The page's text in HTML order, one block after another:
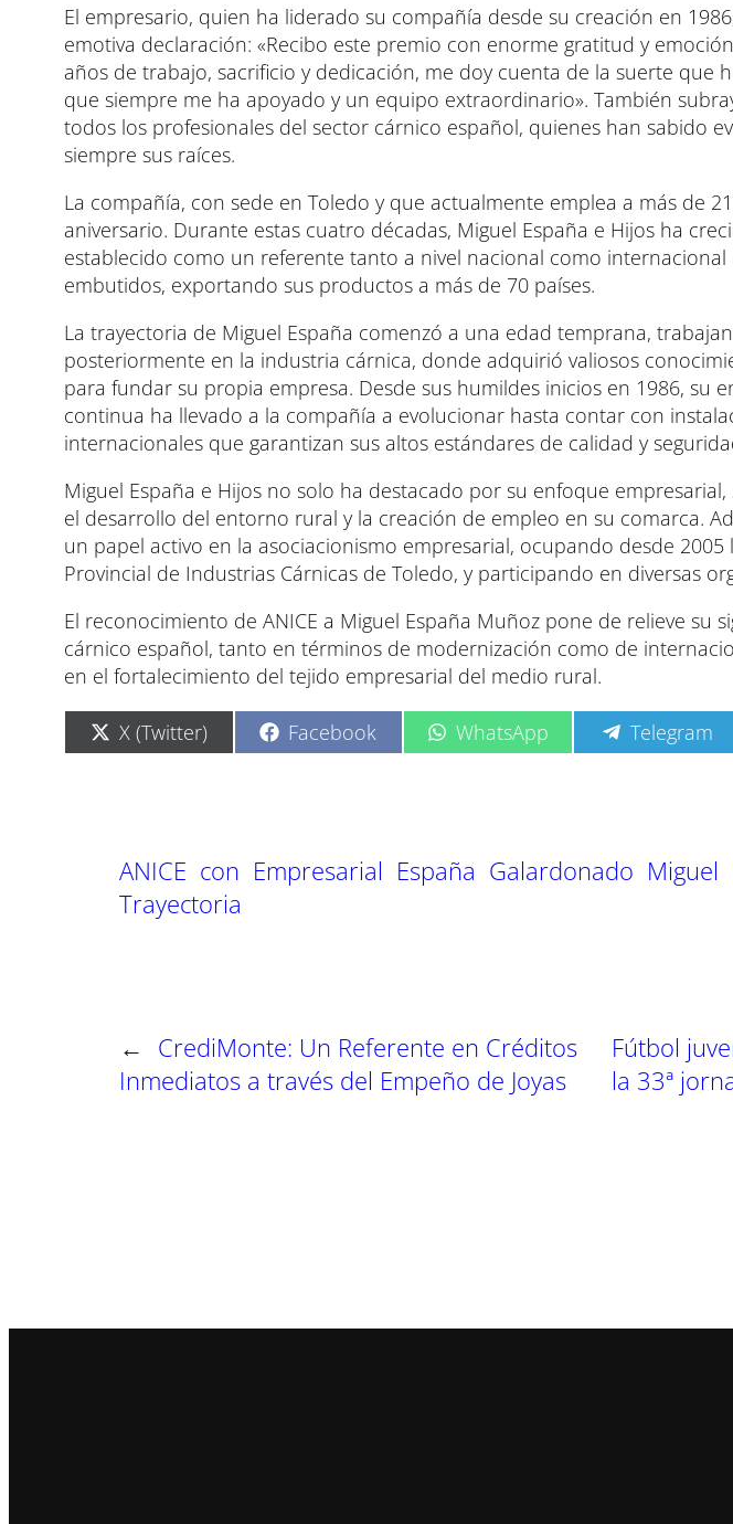
El empresario, quien ha liderado su compañía desde su creación en
emotiva declaración: «Recibo este premio con enorme gratitud y
años de trabajo, sacrificio y dedicación, me doy cuenta de la suerte que
que siempre me ha apoyado y un equipo extraordinario». También
todos los profesionales del sector cárnico español, quienes han sabido
siempre sus raíces.
La compañía, con sede en Toledo y que actualmente emplea a más de
aniversario. Durante estas cuatro décadas, Miguel España e Hijos ha
establecido como un referente tanto a nivel nacional como
embutidos, exportando sus productos a más de 70 países.
La trayectoria de Miguel España comenzó a una edad temprana,
posteriormente en la industria cárnica, donde adquirió valiosos
para fundar su propia empresa. Desde sus humildes inicios en 1986, su
continua ha llevado a la compañía a evolucionar hasta contar con
internacionales que garantizan sus altos estándares de calidad y
Miguel España e Hijos no solo ha destacado por su enfoque
el desarrollo del entorno rural y la creación de empleo en su comarca.
un papel activo en la asociacionismo empresarial, ocupando desde 2005
Provincial de Industrias Cárnicas de Toledo, y participando en diversas
El reconocimiento de ANICE a Miguel España Muñoz pone de relieve su
cárnico español, tanto en términos de modernización como de
en el fortalecimiento del tejido empresarial del medio rural.
C
o
i
r
e
X (Twitter) C
o
i
r
Facebook C
o
i
WhatsApp C
o
i
Telegram
ANICE con Empresarial España Galardonado Miguel
Trayectoria
← CrediMonte: Un Referente en Créditos
Inmediatos a través del Empeño de Joyas
Fútbol
la 33ª